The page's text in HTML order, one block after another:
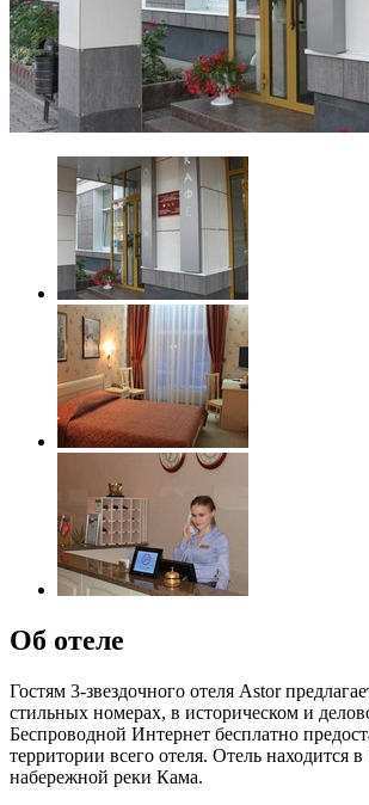
Об отеле
Гостям 3-звездочного отеля Astor
стильных номерах, в историческом и
Беспроводной Интернет бесплатно
территории всего отеля. Отель находится
набережной реки Кама.